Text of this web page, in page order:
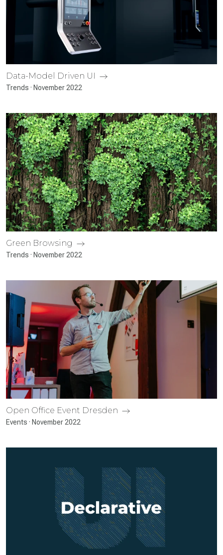
Data-Model Driven UI
Trends · November 2022
Green Browsing
Trends · November 2022
Open Office Event Dresden
Events · November 2022